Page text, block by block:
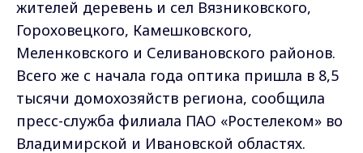
жителей деревень и сел Вязниковского,
Гороховецкого, Камешковского,
Меленковского и Селивановского районов.
Всего же с начала года оптика пришла в 8,5
тысячи домохозяйств региона, сообщила
пресс-служба филиала ПАО «Ростелеком» во
Владимирской и Ивановской областях.